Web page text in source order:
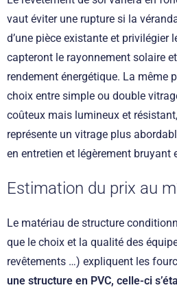
vaut éviter une rupture si la
d’une pièce existante et privilégier
capteront le rayonnement solaire
rendement énergétique. La même
choix entre simple ou double
coûteux mais lumineux et
représente un vitrage plus
en entretien et légèrement bruyant
Estimation du prix au
Le matériau de structure
que le choix et la qualité des
revêtements …) expliquent les
une structure en PVC, celle-ci